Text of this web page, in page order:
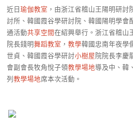
近日瑜伽教室 ，由浙江省稽山王陽明研
討所、韓國霞谷學研討院、韓國陽明學會
通活動共享空間在紹興舉行。浙江省稽山
院長錢明舞蹈教室 ， 教學韓國忠南年夜學
世貞、韓國霞谷學研討小樹屋院院長李慶
會副會長牧角悅子領教學場地導及中、韓
列教學場地席本次活動。